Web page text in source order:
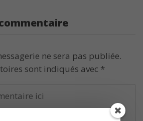
ne sera pas publiée.
sont indiqués avec *